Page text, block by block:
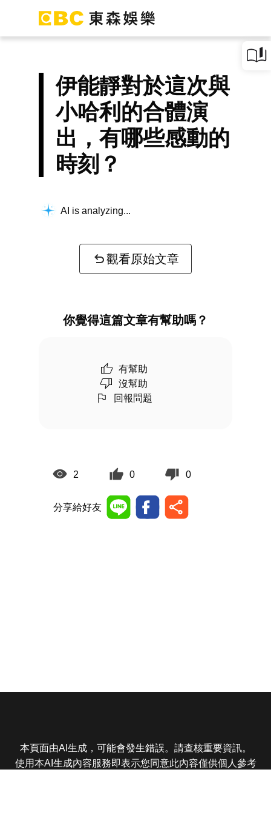
伊能靜對於這次與
小哈利的合體演
出，有哪些感動的
時刻？
AI is analyzing...
觀看原始文章
你覺得這篇文章有幫助嗎？
有幫助
沒幫助
回報問題
2 0 0
分享給好友
本頁面由AI生成，可能會發生錯誤。請查核重要資訊。
使用本AI生成內容服務即表示您同意此內容僅供個人參考